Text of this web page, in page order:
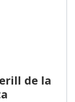
de la